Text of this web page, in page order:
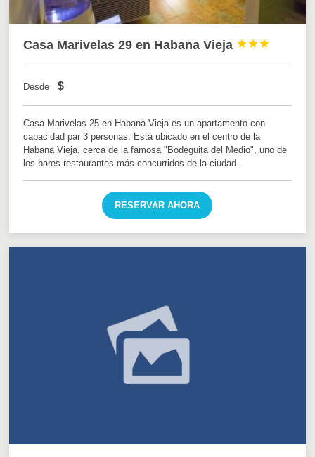
Casa Marivelas 29 en Habana Vieja 


Desde $
Casa Marivelas 25 en Habana Vieja es un apartamento con
capacidad par 3 personas. Está ubicado en el centro de la
Habana Vieja, cerca de la famosa "Bodeguita del Medio", uno de
los bares-restaurantes más concurridos de la ciudad.
RESERVAR AHORA